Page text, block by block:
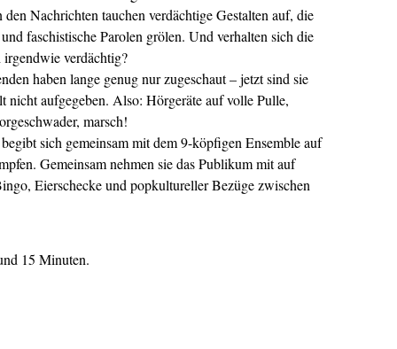
Nachrichten tauchen verdächtige Gestalten auf, die
faschistische Parolen grölen. Und verhalten sich die
verdächtig?
haben lange genug nur zugeschaut – jetzt sind sie
nicht aufgegeben. Also: Hörgeräte auf volle Pulle,
marsch!
sich gemeinsam mit dem 9-köpfigen Ensemble auf
Gemeinsam nehmen sie das Publikum mit auf
Eierschecke und popkultureller Bezüge zwischen
15 Minuten.